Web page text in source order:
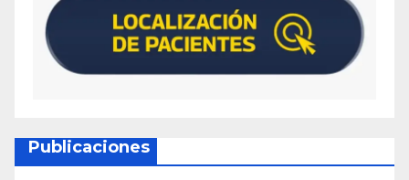
Publicaciones